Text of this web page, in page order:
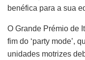
benéfica para a sua
O Grande Prémio de
fim do ‘party mode’,
unidades motrizes